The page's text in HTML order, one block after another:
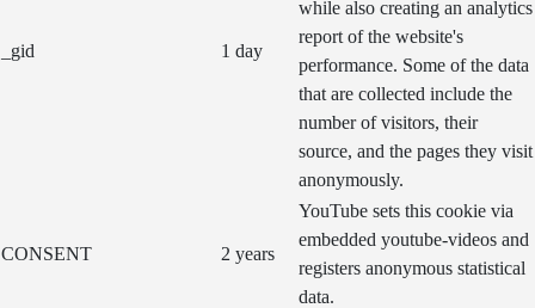
_gid 1 day
while also creating an analytics
report of the website's
performance. Some of the data
that are collected include the
number of visitors, their
source, and the pages they visit
anonymously.
CONSENT 2 years
YouTube sets this cookie via
embedded youtube-videos and
registers anonymous statistical
data.